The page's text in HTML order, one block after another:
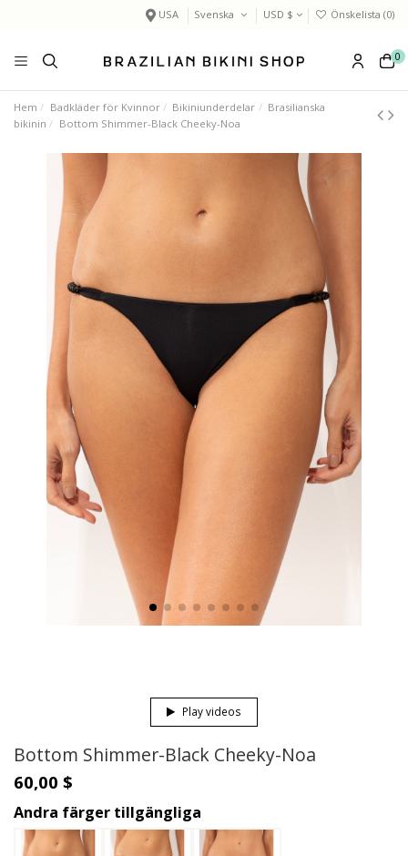
USA Svenska USD $ Önskelista (0)
0
Hem Badkläder för Kvinnor Bikiniunderdelar
Brasilianska
bikinin
Bottom Shimmer-Black Cheeky-Noa
Play videos
Bottom Shimmer-Black Cheeky-Noa
60,00 $
Andra färger tillgängliga